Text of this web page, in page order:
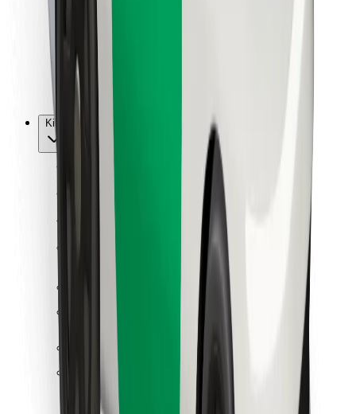
„Bolt Food“
Automobilių nuomos įmonių savininkams
Restoranams
„Bolt for Business“
Kita
Paslaugų teikėjai
Saugumas
Automobilis atvyks per kelias minutes!
Atsisiųsti programėlę „Bolt“
Raskite savo mėgstamą maistą!
Atsisiųsti programėlę „Bolt Food“